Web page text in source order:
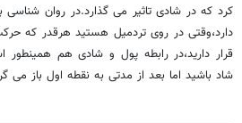
کرد که در شادی تاثیر می گذارد.در روان
دارد،وقتی در روی تردمیل هستید هرقدر که
قرار دارید،در رابطه پول و شادی هم
شاد باشید اما بعد از مدتی به نقطه اول باز